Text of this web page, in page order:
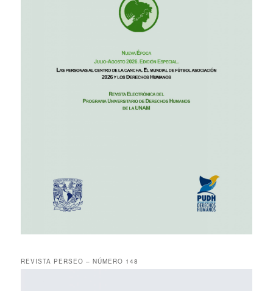
REVISTA PERSEO – NÚMERO 148